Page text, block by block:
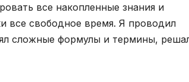
все накопленные знания и
все свободное время. Я проводил
сложные формулы и термины,